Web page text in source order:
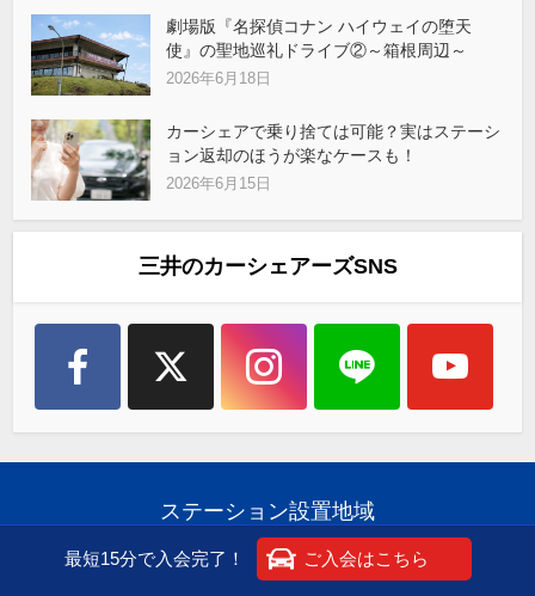
劇場版『名探偵コナン ハイウェイの堕天
使』の聖地巡礼ドライブ②～箱根周辺～
2026年6月18日
カーシェアで乗り捨ては可能？実はステーシ
ョン返却のほうが楽なケースも！
2026年6月15日
三井のカーシェアーズSNS
ステーション設置地域
北海道 宮城県 茨城県 栃木県 群馬県
最短15分で入会完了！ ご入会はこちら